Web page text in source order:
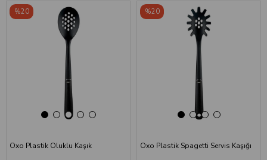
Oxo Plastik Oluklu Kaşık
%20
Oxo Plastik Spagetti Servis Kaşığı
%20